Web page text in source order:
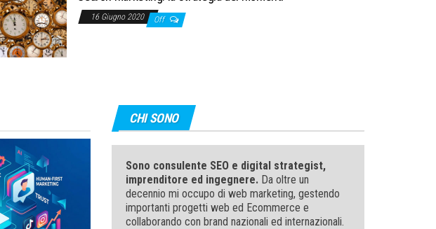
16 Giugno 2020 Off
CHI SONO
Sono consulente SEO e digital strategist,
imprenditore ed ingegnere. Da oltre un
decennio mi occupo di web marketing, gestendo
importanti progetti web ed Ecommerce e
collaborando con brand nazionali ed internazionali.